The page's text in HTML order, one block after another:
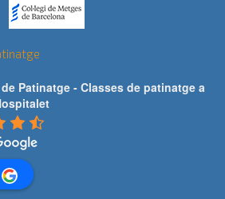
Patinatge - Classes de patinatge a